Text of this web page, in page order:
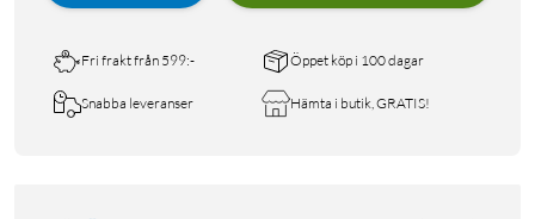
Fri frakt från 599:- Öppet köp i 100 dagar
Snabba leveranser Hämta i butik, GRATIS!